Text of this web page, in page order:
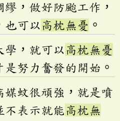
繆，做好防颱工作，
也可以 高枕無憂 。
學，就可以 高枕無憂
是努力奮發的開始。
媒蚊很頑強，就是噴
不表示就能高枕無